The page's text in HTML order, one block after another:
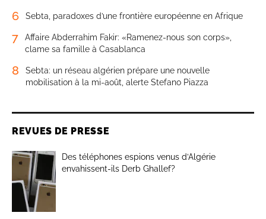
6 Sebta, paradoxes d’une frontière européenne en Afrique
7
Affaire Abderrahim Fakir: «Ramenez-nous son corps»,
clame sa famille à Casablanca
8
Sebta: un réseau algérien prépare une nouvelle
mobilisation à la mi-août, alerte Stefano Piazza
REVUES DE PRESSE
Des téléphones espions venus d’Algérie
envahissent-ils Derb Ghallef?